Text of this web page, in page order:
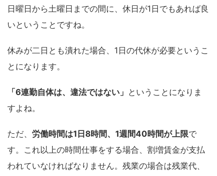
日曜日から土曜日までの間に、休日が1日でもあれば良
いということですね。
休みが二日とも潰れた場合、1日の代休が必要というこ
とになります。
「6連勤自体は、違法ではない」 ということになりま
すよね。
ただ、 労働時間は1日8時間、1週間40時間が上限で
す。これ以上の時間仕事をする場合、割増賃金が支払
われていなければなりません。残業の場合は残業代、